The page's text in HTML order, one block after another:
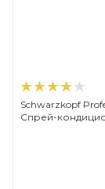
Schwarzkopf
Спрей-